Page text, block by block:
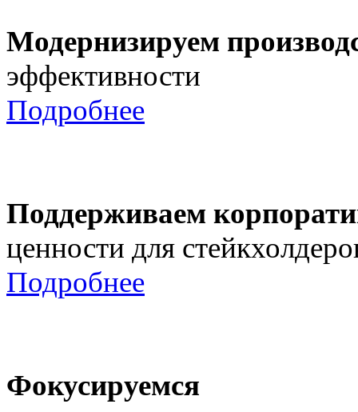
Модернизируем
эффективности
Подробнее
Поддерживаем
ценности для
Подробнее
Фокусируемся